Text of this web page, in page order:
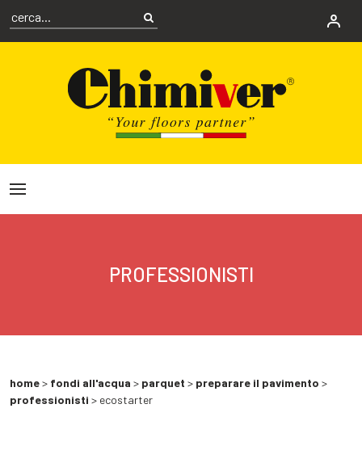
PROFESSIONISTI
home> fondi all'acqua > parquet > preparare il pavimento >
professionisti > ecostarter